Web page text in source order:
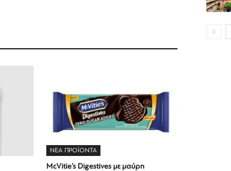
ΝΕΑ ΠΡΟΪΟΝΤΑ
McVitie’s Digestives με μαύρη